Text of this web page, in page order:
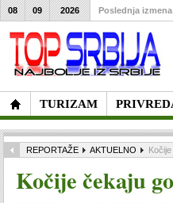
TURIZAM
08 09 2026 Poslednja
REPORTAŽE AKTUELNO
Kočije čekaju